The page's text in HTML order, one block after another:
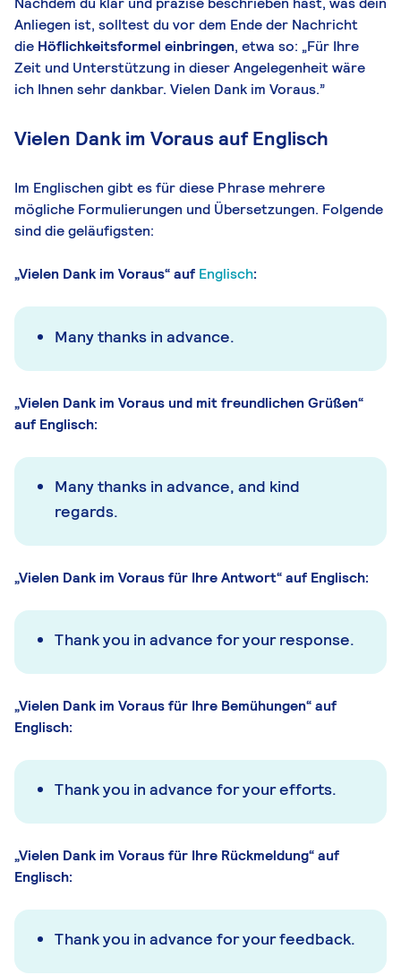
Anliegen ist, solltest du vor dem Ende der Nachricht
die Höflichkeitsformel einbringen, etwa so: „Für Ihre
Zeit und Unterstützung in dieser Angelegenheit wäre
ich Ihnen sehr dankbar. Vielen Dank im Voraus.”
Vielen Dank im Voraus auf Englisch
Im Englischen gibt es für diese Phrase mehrere
mögliche Formulierungen und Übersetzungen. Folgende
sind die geläufigsten:
„Vielen Dank im Voraus“ auf Englisch:
Many thanks in advance.
„Vielen Dank im Voraus und mit freundlichen Grüßen“
auf Englisch:
Many thanks in advance, and kind
regards.
„Vielen Dank im Voraus für Ihre Antwort“ auf Englisch:
Thank you in advance for your response.
„Vielen Dank im Voraus für Ihre Bemühungen“ auf
Englisch:
Thank you in advance for your efforts.
„Vielen Dank im Voraus für Ihre Rückmeldung“ auf
Englisch:
Thank you in advance for your feedback.